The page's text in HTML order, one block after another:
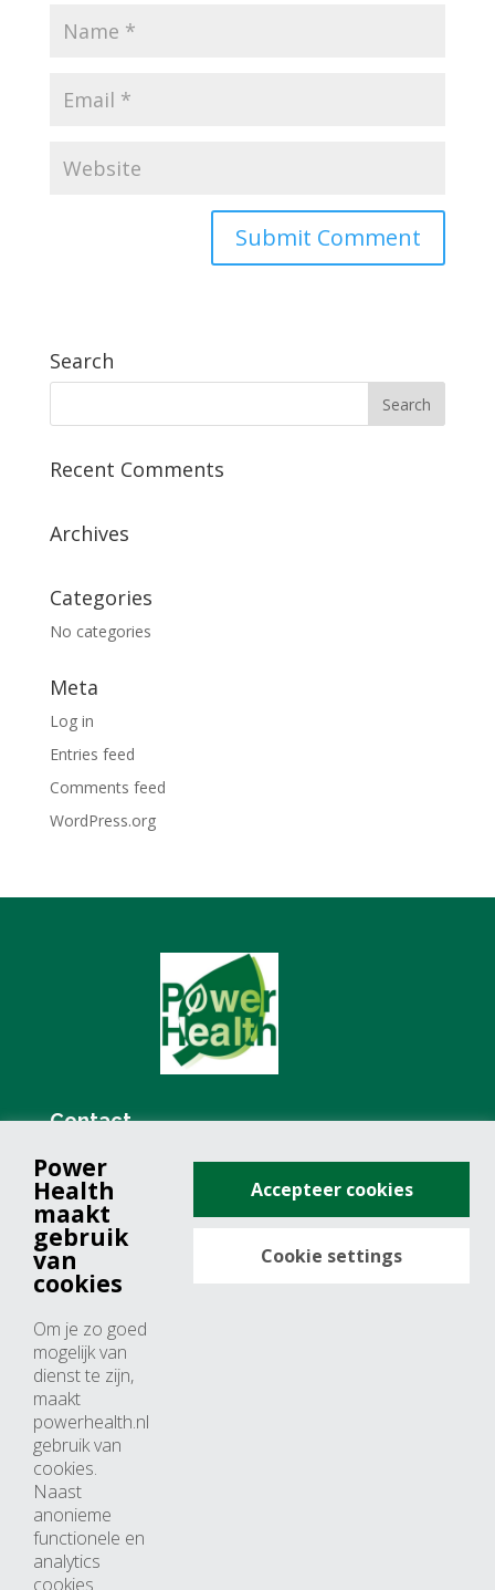
Search
Recent Comments
Archives
Categories
No categories
Meta
Log in
Entries feed
Comments feed
WordPress.org
Contact
+31 (0)76 571 19 68
info@powerhealth.nl
Adresse
4817 ZH breda
Nederland
Horaires d’ouvertures
Du lundi au jeudi: 09:00 – 17:00
Vendredi: 09:00 – 15:00
Power
Health
maakt
gebruik
van
cookies
Om je zo goed
mogelijk van
dienst te zijn,
maakt
powerhealth.nl
gebruik van
cookies.
Naast
anonieme
functionele en
analytics
cookies
Accepteer cookies
Cookie settings